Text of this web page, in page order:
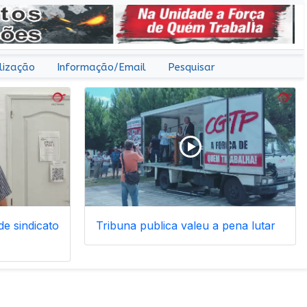
Informação/Email Pesquisar
sindicato Tribuna publica valeu a pena lutar